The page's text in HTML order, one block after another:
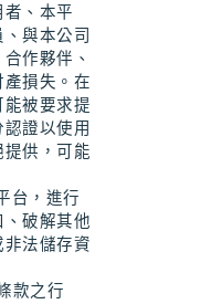
、本平
與本公司
作夥伴、
損失。在
被要求提
證以使用
供，可能
台，進行
破解其他
法儲存資
款之行